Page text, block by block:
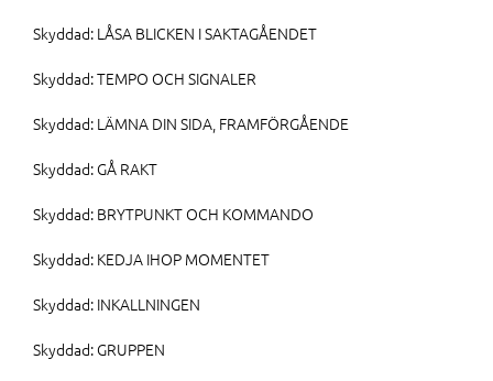
Skyddad: LÅSA BLICKEN I SAKTAGÅENDET
Skyddad: TEMPO OCH SIGNALER
Skyddad: LÄMNA DIN SIDA, FRAMFÖRGÅENDE
Skyddad: GÅ RAKT
Skyddad: BRYTPUNKT OCH KOMMANDO
Skyddad: KEDJA IHOP MOMENTET
Skyddad: INKALLNINGEN
Skyddad: GRUPPEN